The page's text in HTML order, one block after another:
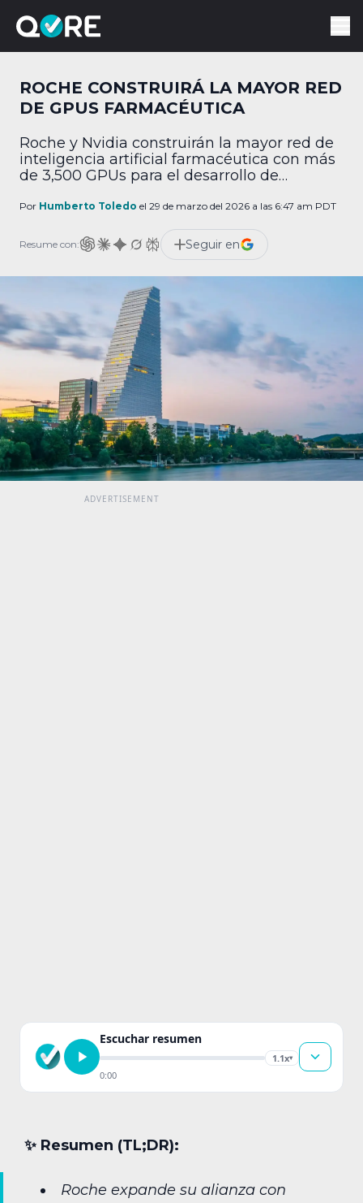
ROCHE CONSTRUIRÁ LA MAYOR RED
DE GPUS FARMACÉUTICA
Roche y Nvidia construirán la mayor red de
inteligencia artificial farmacéutica con más
de 3,500 GPUs para el desarrollo de
Por Humberto Toledo el 29 de marzo del 2026 a las 6:47 am PDT
Resume con: Seguir en
Escuchar resumen
1.1x▾
0:00
✨︎ Resumen (TL;DR):
Roche expande su alianza con